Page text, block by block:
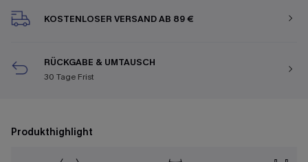
KOSTENLOSER VERSAND AB 89 €
RÜCKGABE & UMTAUSCH
30 Tage Frist
Produkthighlight